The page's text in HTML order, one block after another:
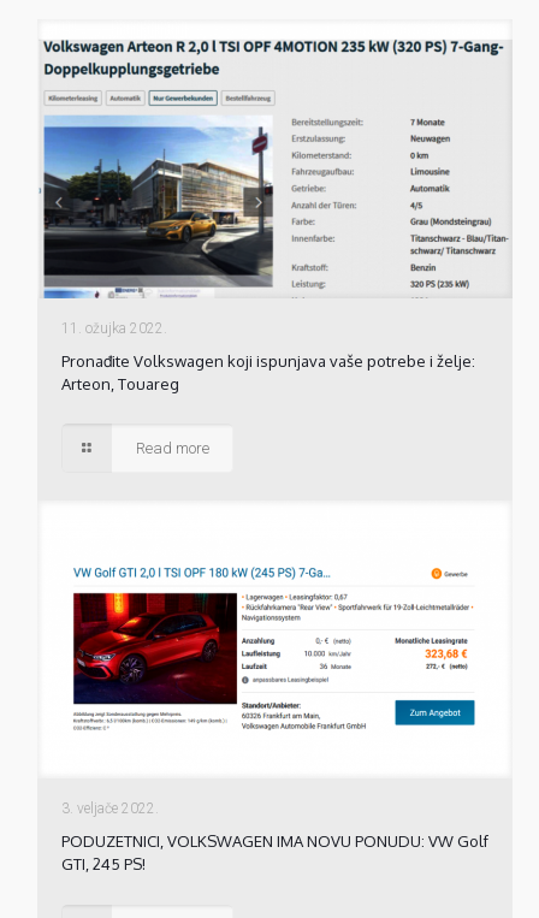
11. ožujka 2022.
Pronađite Volkswagen koji ispunjava vaše potrebe i želje:
Arteon, Touareg
Read more
3. veljače 2022.
PODUZETNICI, VOLKSWAGEN IMA NOVU PONUDU: VW Golf
GTI, 245 PS!